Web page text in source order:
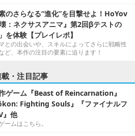
のさらなる“進化”を目撃せよ！HoYov
：ネクサスアニマ』第2回βテストの
を体験【プレイレポ】
との出会いや、スキルによってさらに戦略性
ど、本作の注目の要素に迫ります！
載・注目記事
ゲーム『Beast of Reincarnation』
Fighting Souls』『ファイナルフ
』他
ームはこちら。